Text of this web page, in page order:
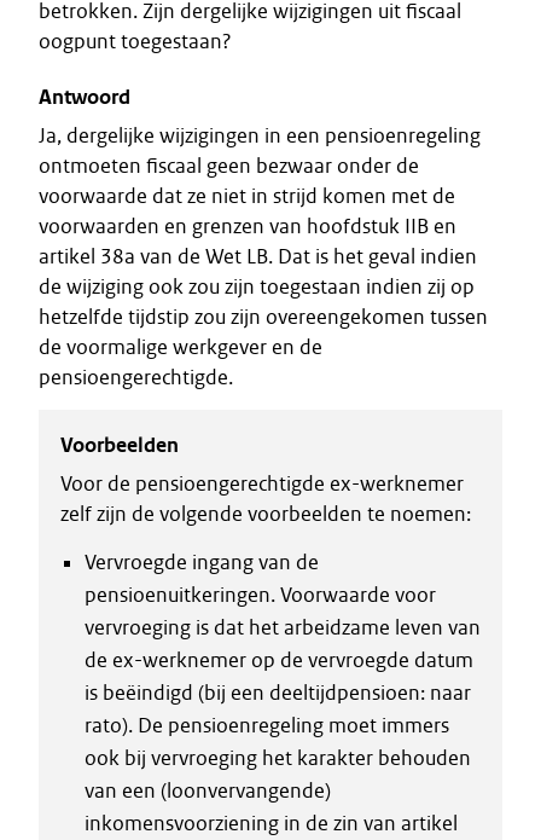
betrokken. Zijn dergelijke wijzigingen uit fiscaal
oogpunt toegestaan?
Antwoord
Ja, dergelijke wijzigingen in een pensioenregeling
ontmoeten fiscaal geen bezwaar onder de
voorwaarde dat ze niet in strijd komen met de
voorwaarden en grenzen van hoofdstuk IIB en
artikel 38a van de Wet LB. Dat is het geval indien
de wijziging ook zou zijn toegestaan indien zij op
hetzelfde tijdstip zou zijn overeengekomen tussen
de voormalige werkgever en de
pensioengerechtigde.
Voorbeelden
Voor de pensioengerechtigde ex-werknemer
zelf zijn de volgende voorbeelden te noemen:
Vervroegde ingang van de
pensioenuitkeringen. Voorwaarde voor
vervroeging is dat het arbeidzame leven van
de ex-werknemer op de vervroegde datum
is beëindigd (bij een deeltijdpensioen: naar
rato). De pensioenregeling moet immers
ook bij vervroeging het karakter behouden
van een (loonvervangende)
inkomensvoorziening in de zin van artikel